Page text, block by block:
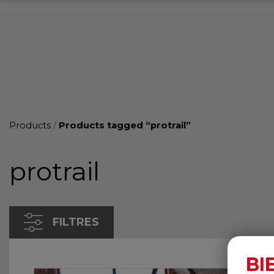
Products / Products tagged “protrail”
protrail
FILTRES